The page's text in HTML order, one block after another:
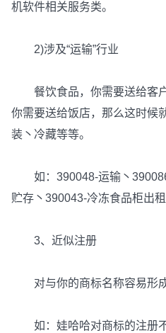
机软件相关服务类。
2)涉及“运输”行业
餐饮食品，你需要送给客户
你需要送给饭店，那么这时候
装丶冷藏等等。
如：390048-运输丶
贮存丶390043-冷冻食品柜出
3、近似注册
对与你的商标名称容易形成
如：娃哈哈对商标的注册